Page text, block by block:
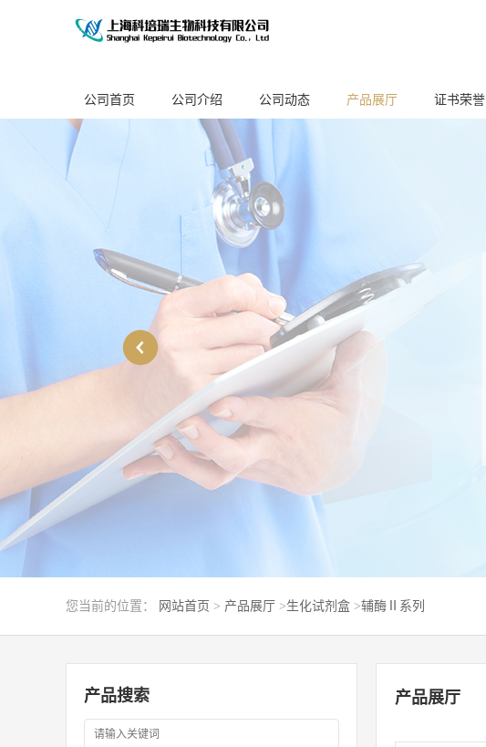
公司首页 公司介绍 公司动态 产品展厅 证书荣誉
您当前的位置： 网站首页 > 产品展厅 >生化试剂盒 >辅酶Ⅱ系列
产品搜索 产品展厅